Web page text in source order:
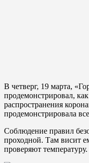
В четверг, 19 марта,
продемонстрировал,
распространения
продемонстрировала
Соблюдение правил
проходной. Там висит
проверяют температуру.